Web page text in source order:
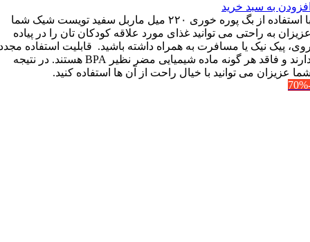
به سبد خرید
با استفاده از بگ پوره خوری ۲۲۰ میل ماربل سفید تویست شیک شما
به راحتی می توانید غذای مورد علاقه کودکان تان را در پیاده
پیک نیک یا مسافرت به همراه داشته باشید. قابلیت استفاده
دارند و فاقد هر گونه ماده شیمیایی مضر نظیر BPA هستند. در نتیجه
عزیزان می توانید با خیال راحت از آن ها استفاده کنید.
-